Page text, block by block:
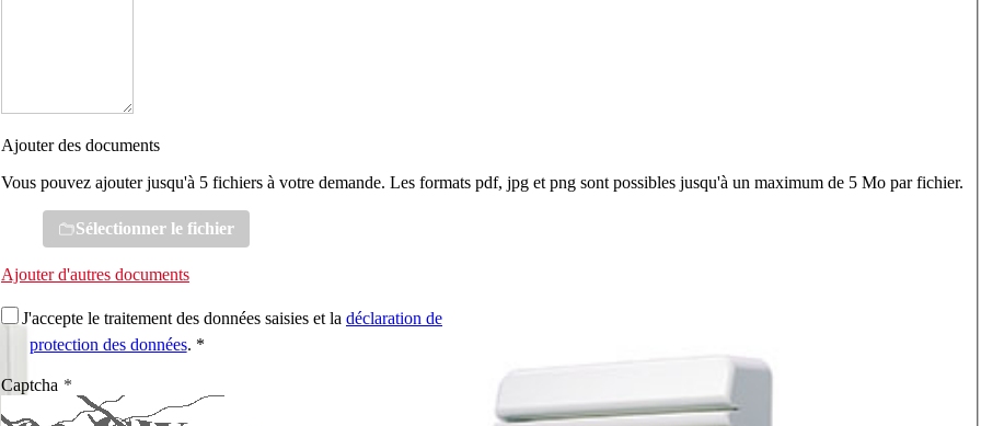
Ajouter des documents
Vous pouvez ajouter jusqu'à 5 fichiers à votre demande. Les formats pdf, jpg et png sont possibles jusqu'à un maximum de 5 Mo par fichier.
Sélectionner le fichier
Ajouter d'autres documents
J'accepte le traitement des données saisies et la déclaration de
protection des données. *
Captcha